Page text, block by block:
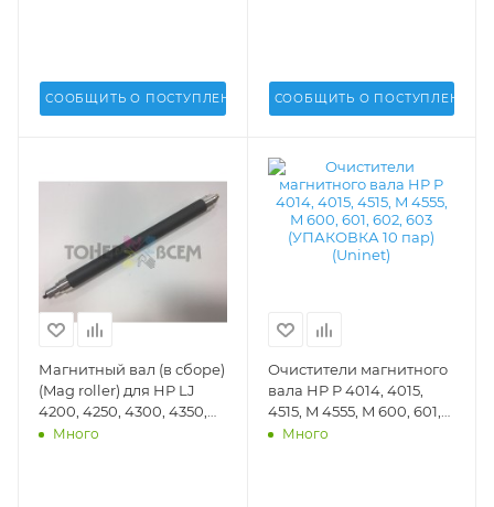
СООБЩИТЬ О ПОСТУПЛЕНИИ СООБЩИТЬ О ПОСТУПЛЕНИИ
Магнитный вал (в сборе)
(Mag roller) для HP LJ
4200, 4250, 4300, 4350,
4345 (Q1338, 1339, 5942,
Много
Очистители магнитного
вала HP P 4014, 4015,
4515, M 4555, M 600, 601,
602, 603 (УПАКОВКА 10
Много